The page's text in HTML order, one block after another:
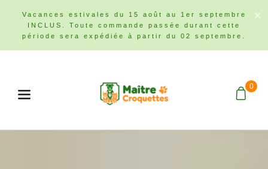
Vacances estivales du 15 août au 1er septembre
INCLUS. Toute commande passée durant cette
période sera expédiée à partir du 02 septembre.
0